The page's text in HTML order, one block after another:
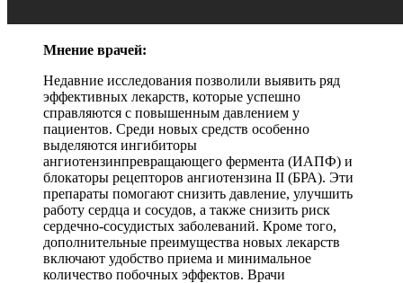
Мнение врачей:
Недавние исследования позволили выявить ряд
эффективных лекарств, которые успешно
справляются с повышенным давлением у
пациентов. Среди новых средств особенно
выделяются ингибиторы
ангиотензинпревращающего фермента (ИАПФ) и
блокаторы рецепторов ангиотензина II (БРА). Эти
препараты помогают снизить давление, улучшить
работу сердца и сосудов, а также снизить риск
сердечно-сосудистых заболеваний. Кроме того,
дополнительные преимущества новых лекарств
включают удобство приема и минимальное
количество побочных эффектов. Врачи